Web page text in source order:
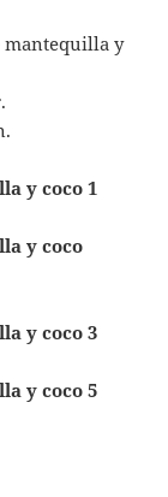
mantequilla y